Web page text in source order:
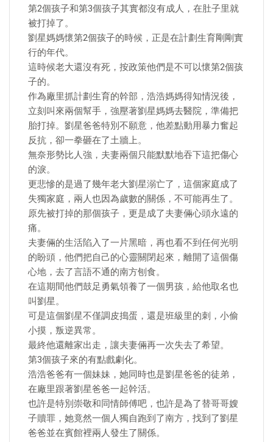
第2個孩子和第3個孩子其實都沒有成人，在肚子里就
被打掉了。
劉星媽媽懷第2個孩子的時候，正是在計劃生育剛剛實
行的年代。
這時候老大還沒有死，按政策他們是不可以懷第2個孩
子的。
作為廠里抓計劃生育的幹部，浩浩媽媽得知情況後，
立刻叫來兩個幫手，強壓著劉星媽媽去醫院，準備把
胎打掉。劉星爸爸特別不願意，他差點動用暴力奮起
反抗，卻一拳砸在了土牆上。
無奈形勢比人強，夫妻兩個只能默默地吞下這把傷心
的淚。
更悲慘的是過了幾年老大劉星溺亡了，這個家庭成了
失獨家庭，兩人也因為歲數的關係，不可能再生了。
原先被打掉的那個孩子，更是成了夫妻倆心頭永遠的
痛。
夫妻倆的生活陷入了一片黑暗，再也看不到任何光明
的盼頭，他們把自己的心靈關閉起來，離開了這個傷
心地，去了言語不通的南方刨食。
在這期間他們鼓足勇氣領養了一個男孩，給他取名也
叫劉星。
可是這個劉星不僅調皮搗蛋，還是班級里的刺，小偷
小摸，叛逆異常。
最終他還離家出走，讓夫妻倆再一次失去了希望。
第3個孩子來的有點戲劇化。
浩浩爸爸有一個妹妹，她同時也是劉星爸爸的徒弟，
在廠里跟著劉星爸爸一起幹活。
也許是特別崇敬和同情師傅吧，也許是為了替哥哥嫂
子贖罪，她竟然一個人獨自跑到了南方，找到了劉星
爸爸並在賓館裡兩人發生了關係。